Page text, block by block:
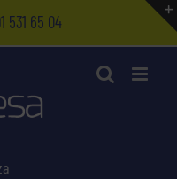
531 65 04